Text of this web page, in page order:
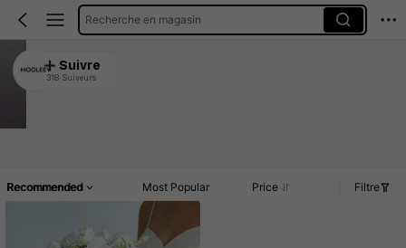
Recherche en magasin
MOOLEEY
4.93
Suivre
318 Suiveurs
Recommended Most Popular Price Filtre